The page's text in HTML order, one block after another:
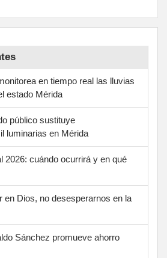
en tiempo real las lluvias
estado Mérida
público sustituye
luminarias en Mérida
2026: cuándo ocurrirá y en qué
en Dios, no desesperarnos en la
Sánchez promueve ahorro